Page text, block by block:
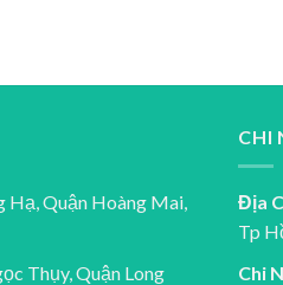
Hạ, Quận Hoàng Mai,
Thụy, Quận Long
CHI
Địa
Tp
Chi